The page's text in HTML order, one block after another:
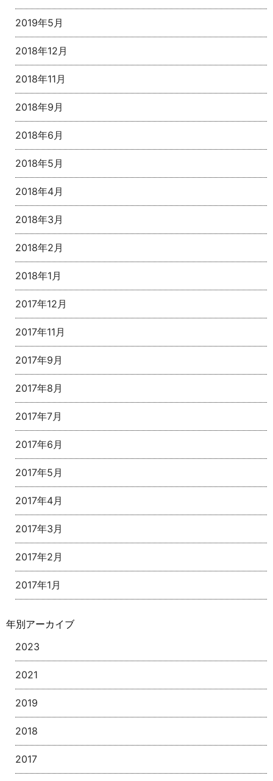
2019年5月
2018年12月
2018年11月
2018年9月
2018年6月
2018年5月
2018年4月
2018年3月
2018年2月
2018年1月
2017年12月
2017年11月
2017年9月
2017年8月
2017年7月
2017年6月
2017年5月
2017年4月
2017年3月
2017年2月
2017年1月
年別アーカイブ
2023
2021
2019
2018
2017